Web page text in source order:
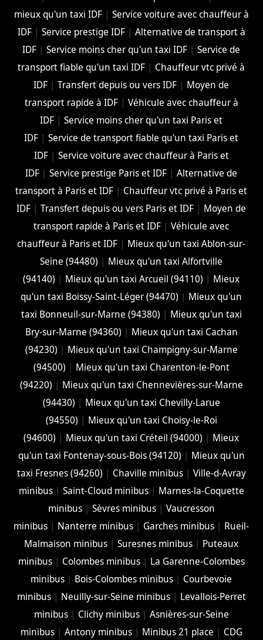
mieux qu'un taxi IDF| Service voiture avec chauffeur à
IDF| Service prestige IDF| Alternative de transport à
IDF |Service moins cher qu'un taxi IDF |Service de
transport fiable qu'un taxi IDF | Chauffeur vtc privé à
IDF |Transfert depuis ou vers IDF | Moyen de
transport rapide à IDF| Véhicule avec chauffeur à
IDF |Service moins cher qu'un taxi Paris et
IDF |Service de transport fiable qu'un taxi Paris et
IDF| Service voiture avec chauffeur à Paris et
IDF |Service prestige Paris et IDF |Alternative de
transport à Paris et IDF | Chauffeur vtc privé à Paris et
IDF |Transfert depuis ou vers Paris et IDF | Moyen de
transport rapide à Paris et IDF |Véhicule avec
chauffeur à Paris et IDF | Mieux qu'un taxi Ablon-sur-
Seine (94480) | Mieux qu'un taxi Alfortville
(94140) | Mieux qu'un taxi Arcueil (94110) | Mieux
qu'un taxi Boissy-Saint-Léger (94470) | Mieux qu'un
taxi Bonneuil-sur-Marne (94380) | Mieux qu'un taxi
Bry-sur-Marne (94360) | Mieux qu'un taxi Cachan
(94230) | Mieux qu'un taxi Champigny-sur-Marne
(94500) | Mieux qu'un taxi Charenton-le-Pont
(94220) | Mieux qu'un taxi Chennevières-sur-Marne
(94430) | Mieux qu'un taxi Chevilly-Larue
(94550) | Mieux qu'un taxi Choisy-le-Roi
(94600) | Mieux qu'un taxi Créteil (94000) | Mieux
qu'un taxi Fontenay-sous-Bois (94120) | Mieux qu'un
taxi Fresnes (94260) | Chaville minibus| Ville-d-Avray
minibus| Saint-Cloud minibus| Marnes-la-Coquette
minibus| Sèvres minibus| Vaucresson
minibus | Nanterre minibus | Garches minibus | Rueil-
Malmaison minibus |Suresnes minibus | Puteaux
minibus| Colombes minibus| La Garenne-Colombes
minibus | Bois-Colombes minibus | Courbevoie
minibus| Neuilly-sur-Seine minibus| Levallois-Perret
minibus| Clichy minibus| Asnières-sur-Seine
minibus| Antony minibus| Minibus 21 place | CDG